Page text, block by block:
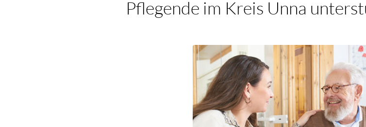
Pflegende im Kreis Unna